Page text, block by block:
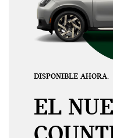
DISPONIBLE AHORA.
EL